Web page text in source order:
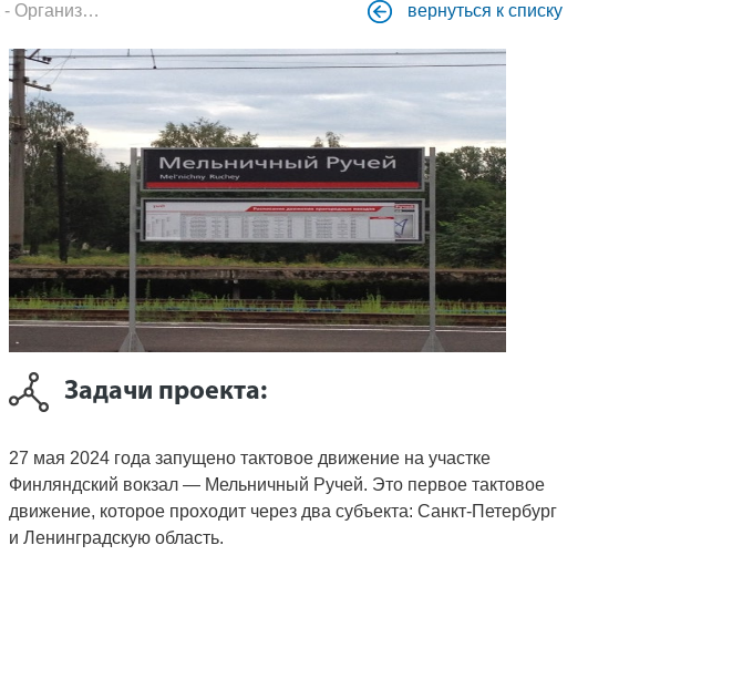
- Организация тактового движения пригородных поездов в сообщении Санкт-Петербург (Финляндский вокзал) - Мельничный ручей вернуться к списку
Задачи проекта:
27 мая 2024 года запущено тактовое движение на участке
Финляндский вокзал — Мельничный Ручей. Это первое тактовое
движение, которое проходит через два субъекта: Санкт-Петербург
и Ленинградскую область.